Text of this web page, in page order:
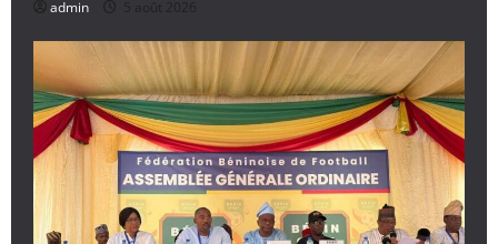
admin 5 août 2026